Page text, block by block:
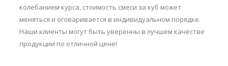
колебанием курса, стоимость смеси за куб может
меняться и оговаривается в индивидуальном порядке.
Наши клиенты могут быть уверенны в лучшем качестве
продукции по отличной цене!